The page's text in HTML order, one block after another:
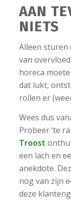
AAN
NIETS
Alleen sturen
van
horeca
dat lukt,
rollen er
Wees dus
Probeer ‘te
Troost
een lach en
anekdote.
nog van zijn
deze